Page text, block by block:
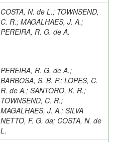
COSTA, N. de L.; TOWNSEND,
C. R.; MAGALHAES, J. A.;
PEREIRA, R. G. de A.
PEREIRA, R. G. de A.;
BARBOSA, S. B. P.; LOPES, C.
R. de A.; SANTORO, K. R.;
TOWNSEND, C. R.;
MAGALHAES, J. A.; SILVA
NETTO, F. G. da; COSTA, N. de
L.